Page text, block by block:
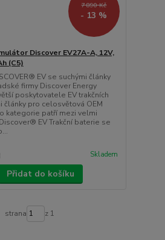
7 890 Kč
- 13 %
Discover EV27A-A, 12V,
(C5)
EV se suchými články
firmy Discover Energy
poskytovatele EV trakčních
články pro celosvětová OEM
kategorie patří mezi velmi
EV Trakční baterie se
Skladem
Přidat do košíku
strana z 1